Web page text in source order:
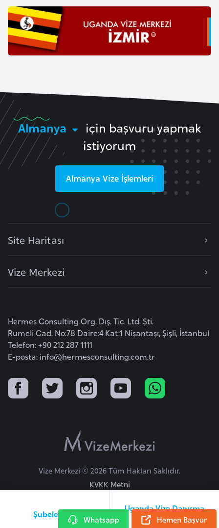
Şubelerimiz
Uganda Vize Danışma
Hattı
Almanya
için başvuru yapmak
istiyorum
Almanya Vize İşlemleri
Site Haritası
Vize Merkezi
Hermes Consulting Org. Dış. Tic. Ltd. Şti.
Rumeli Cad. No:78 Daire:4 Kat:1 Nişantaşı, Şişli, İstanbul
Telefon: +90 212 287 1111
E-posta: info@hermesconsulting.com.tr
Vize Merkezi © 2026 Tüm Hakları Saklıdır.
KVKK Metni
t
a
n
n
i
s
t
o
y
t
i
y
o
y
a
ş
Hemen Başvur
Whatsapp